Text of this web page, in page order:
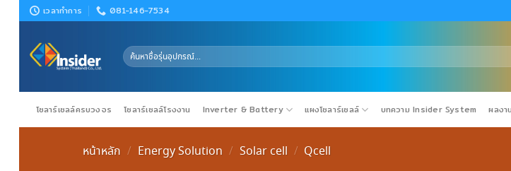
Skip
to
เวลาทำการ 081-146-7534
ค้นหา:
โซลาร์เซลล์ครบวงจร โซลาร์เซลล์โรงงาน Inverter & Battery แผงโซลาร์เซลล์ บทความ Insider System ผลงาน
หน้าหลัก / Energy Solution / Solar cell / Qcell